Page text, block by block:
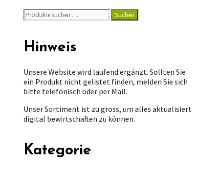
Suchen
nach:
Suchen
Hinweis
Unsere Website wird laufend ergänzt. Sollten Sie
ein Produkt nicht gelistet finden, melden Sie sich
bitte telefonisch oder per Mail.
Unser Sortiment ist zu gross, um alles aktualisiert
digital bewirtschaften zu können.
Kategorie